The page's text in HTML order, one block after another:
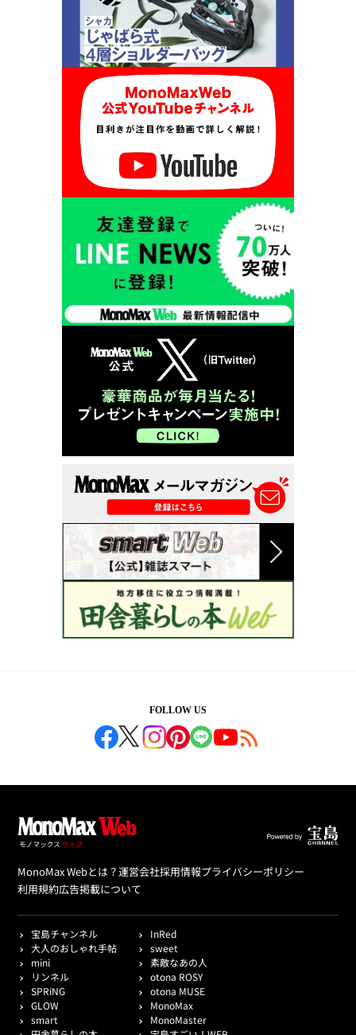
FOLLOW US
MonoMax Webとは？運営会社採用情報プライバシーポリシー
利用規約広告掲載について
宝島チャンネル
InRed
大人のおしゃれ手帖
sweet
mini
素敵なあの人
リンネル
otona ROSY
SPRiNG
otona MUSE
GLOW
MonoMax
smart
MonoMaster